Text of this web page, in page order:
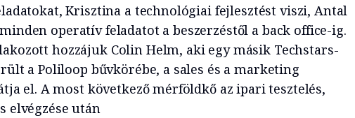
Krisztina a technológiai fejlesztést viszi, Antal
operatív feladatot a beszerzéstől a back office-ig.
hozzájuk Colin Helm, aki egy másik Techstars-
a Poliloop bűvkörébe, a sales és a marketing
el. A most következő mérföldkő az ipari tesztelés,
elvégzése után